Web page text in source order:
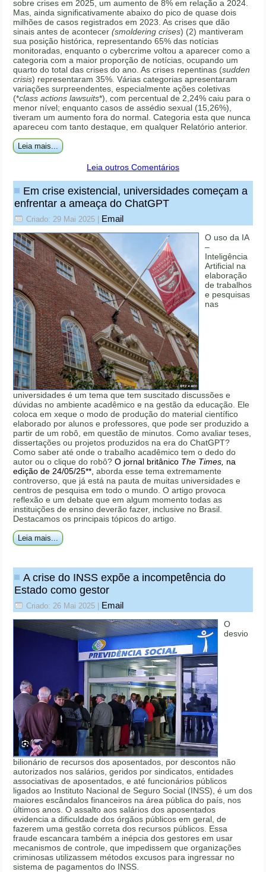
sobre crises em 2025, um aumento de 8% em relação a 2024.
Mas, ainda significativamente abaixo do pico de quase dois
milhões de casos registrados em 2023. As crises que dão
sinais antes de acontecer(smoldering crises) (2) mantiveram
sua posição histórica, representando 65% das notícias
monitoradas, enquanto o cybercrime voltou a aparecer como a
categoria com a maior proporção de notícias, ocupando um
quarto do total das crises do ano. As crises repentinas (sudden
crisis) representaram 35%. Várias categorias apresentaram
variações surpreendentes, especialmente ações coletivas
(*class actions lawsuits*), com percentual de 2,24% caiu para o
menor nível; enquanto casos de assédio sexual (15,26%),
tiveram um aumento fora do normal. Categoria esta que nunca
apareceu com tanto destaque, em qualquer Relatório anterior.
Leia mais...
Leia outros Comentários
Em crise existencial, universidades começam a
enfrentar a ameaça do ChatGPT
Criado: 29 Mai 2025 Email
O uso da IA
–
Inteligência
Artificial na
elaboração
de trabalhos
e pesquisas
nas
universidades é um tema que tem suscitado discussões e
dúvidas no ambiente acadêmico e na gestão da educação. Ele
coloca em xeque o modo de produção do material científico
elaborado por alunos e professores, que pode ser produzido a
partir de um robô, em questão de minutos. Como avaliar teses,
dissertações ou projetos produzidos na era do ChatGPT?
Como saber até onde o trabalho acadêmico tem o dedo do
autor ou o clique do robô?O jornal britânico The Times, na
edição de 24/05/25**, aborda esse tema extremamente
controverso, que já está na pauta de muitas universidades e
centros de pesquisa em todo o mundo. O artigo provoca
reflexão e um debate que em algum momento todas as
instituições de ensino deverão fazer, inclusive no Brasil.
Destacamos os principais tópicos do artigo.
Leia mais...
A crise do INSS expõe a incompetência do
Estado como gestor
Criado: 26 Mai 2025 Email
O
desvio
bilionário de recursos dos aposentados, por descontos não
autorizados nos salários, geridos por sindicatos, entidades
associativas de aposentados, e até funcionários públicos
ligados ao Instituto Nacional de Seguro Social (INSS), é um dos
maiores escândalos financeiros na área pública do país, nos
últimos anos. O assalto aos salários dos aposentados
evidencia a dificuldade dos órgãos públicos em geral, de
fazerem uma gestão correta dos recursos públicos. Essa
fraude escancara também a inépcia dos gestores em usar
mecanismos de controle, que impedissem que organizações
criminosas utilizassem métodos excusos para ingressar no
sistema de pagamentos do INSS.